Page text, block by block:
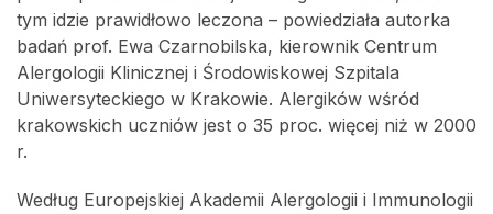
tym idzie prawidłowo leczona – powiedziała autorka
badań prof. Ewa Czarnobilska, kierownik Centrum
Alergologii Klinicznej i Środowiskowej Szpitala
Uniwersyteckiego w Krakowie. Alergików wśród
krakowskich uczniów jest o 35 proc. więcej niż w 2000
r.
Według Europejskiej Akademii Alergologii i Immunologii